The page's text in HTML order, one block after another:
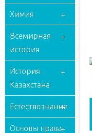
Химия
Всемирная
история
История
Казахстана
Естествознание
Основы права